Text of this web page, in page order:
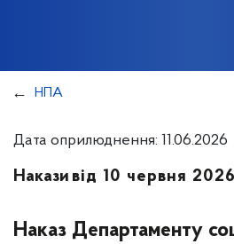
НПА
Дата оприлюднення: 11.06.2026
Накази від 10 червня
Наказ Департаменту